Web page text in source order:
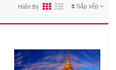
Sắp xếp
Hiển thị